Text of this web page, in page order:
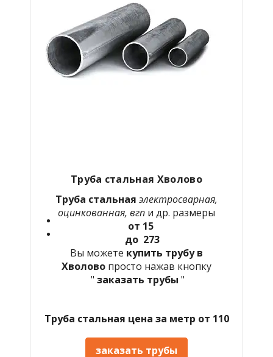
Труба стальная Хволово
Труба стальная электросварная,
оцинкованная, вгп и др. размеры
от 15
до 273
Вы можете купить трубу в
Хволово просто нажав кнопку
" заказать трубы "
Труба стальная цена за метр от 110
заказать трубы